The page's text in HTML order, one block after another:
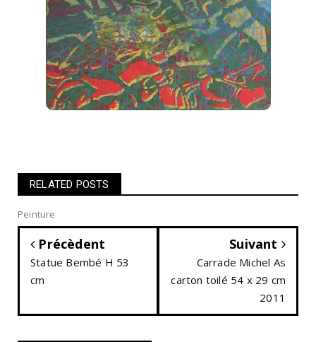
RELATED POSTS
Peinture
Précèdent
Statue Bembé H 53
cm
Suivant
Carrade Michel As
carton toilé 54 x 29 cm
2011